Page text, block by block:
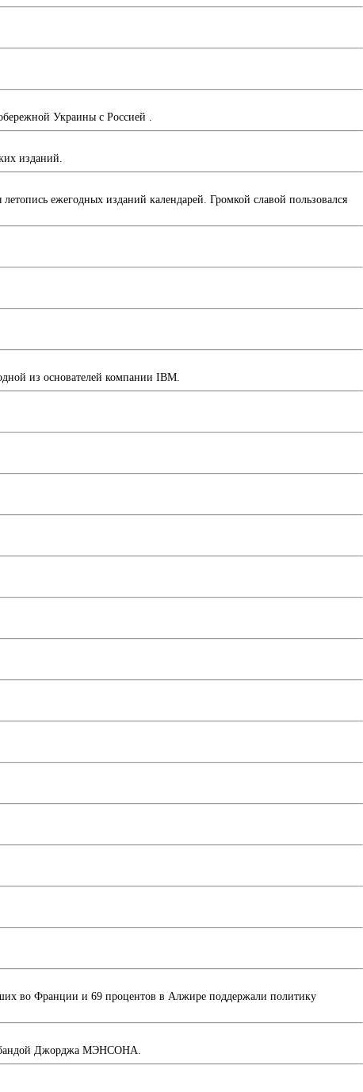
Украины с Россией .
изданий.
ежегодных изданий календарей. Громкой славой пользовался
из основателей компании IBM.
во Франции и 69 процентов в Алжире поддержали политику
бандой Джорджа МЭНСОНА.